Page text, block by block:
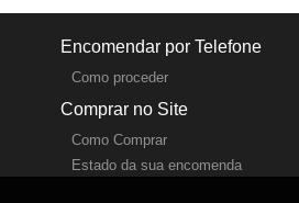
Encomendar por Telefone
Como proceder
Comprar no Site
Como Comprar
Estado da sua encomenda